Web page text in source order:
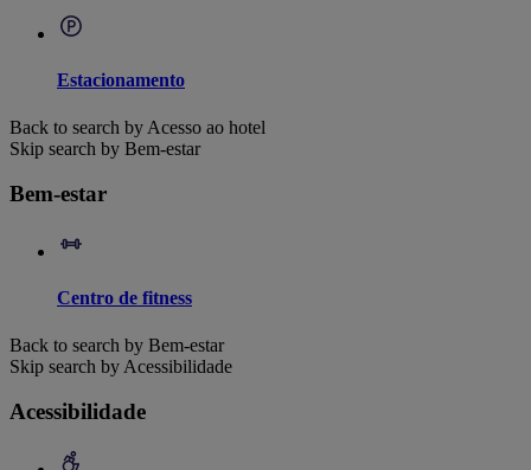
Estacionamento
Back to search by Acesso ao hotel
Skip search by Bem-estar
Bem-estar
Centro de fitness
Back to search by Bem-estar
Skip search by Acessibilidade
Acessibilidade